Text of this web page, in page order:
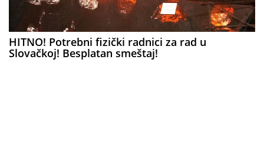
HITNO! Potrebni fizički radnici za rad u
Slovačkoj! Besplatan smeštaj!